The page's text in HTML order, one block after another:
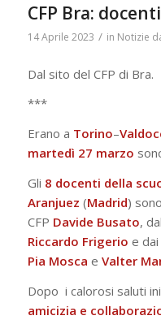
CFP Bra:
14 Aprile 2023 / in Notizie
Dal sito del CFP di Bra.
***
Erano a Torino–
martedì 27 marzo
Gli 8 docenti della
Aranjuez (Madrid)
CFP Davide Busato,
Riccardo Frigerio e
Pia Mosca e Valter
Dopo i calorosi saluti
amicizia e